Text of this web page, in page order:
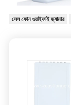
সেল ফোন ওয়াইফাই জ্যামার